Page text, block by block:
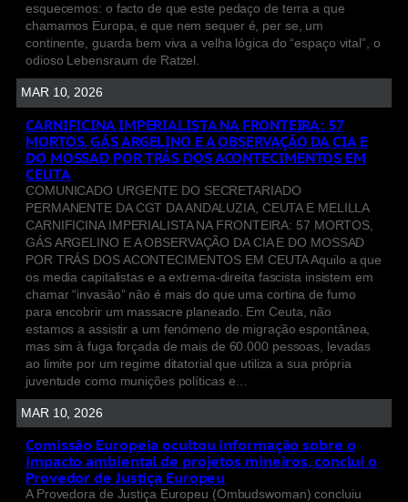
esquecemos: o facto de que este pedaço de terra a que
chamamos Europa, e que nem sequer é, per se, um
continente, guarda bem viva a velha lógica do “espaço vital”, o
odioso Lebensraum de Ratzel.
MAR 10, 2026
CARNIFICINA IMPERIALISTA NA FRONTEIRA: 57
MORTOS, GÁS ARGELINO E A OBSERVAÇÃO DA CIA E
DO MOSSAD POR TRÁS DOS ACONTECIMENTOS EM
CEUTA
COMUNICADO URGENTE DO SECRETARIADO
PERMANENTE DA CGT DA ANDALUZIA, CEUTA E MELILLA
CARNIFICINA IMPERIALISTA NA FRONTEIRA: 57 MORTOS,
GÁS ARGELINO E A OBSERVAÇÃO DA CIA E DO MOSSAD
POR TRÁS DOS ACONTECIMENTOS EM CEUTA Aquilo a que
os media capitalistas e a extrema-direita fascista insistem em
chamar “invasão” não é mais do que uma cortina de fumo
para encobrir um massacre planeado. Em Ceuta, não
estamos a assistir a um fenómeno de migração espontânea,
mas sim à fuga forçada de mais de 60.000 pessoas, levadas
ao limite por um regime ditatorial que utiliza a sua própria
juventude como munições políticas e…
MAR 10, 2026
Comissão Europeia ocultou informação sobre o
impacto ambiental de projetos mineiros, conclui o
Provedor de Justiça Europeu
A Provedora de Justiça Europeu (Ombudswoman) concluiu